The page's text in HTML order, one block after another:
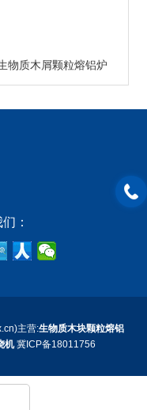
物质木屑颗粒熔铝炉
：
主营:生物质木块颗粒熔铝
机 冀ICP备18011756